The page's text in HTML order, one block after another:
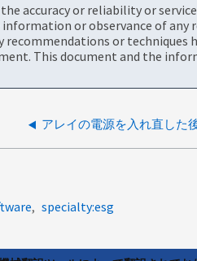
accuracy or reliability or
or observance of
or techniques
This document and the
specialty:esg